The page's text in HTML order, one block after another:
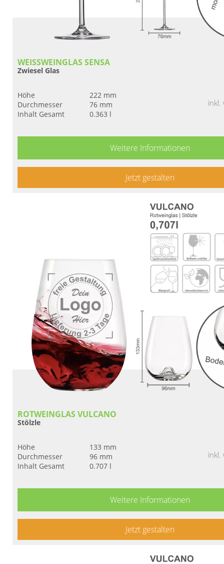
WEISSWEINGLAS SENSA
Zwiesel Glas
Höhe
222 mm
Durchmesser
76 mm
Inhalt Gesamt
0.363 l
inkl.
Weitere Informationen
Jetzt gestalten
ROTWEINGLAS VULCANO
Stölzle
Höhe
133 mm
Durchmesser
96 mm
Inhalt Gesamt
0.707 l
inkl.
Weitere Informationen
Jetzt gestalten